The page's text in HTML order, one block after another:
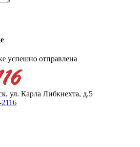
успешно отправлена
ул. Карла Либкнехта, д.5